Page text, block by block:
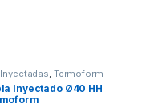
Inyectadas, Termoform
Inyectado Ø40 HH